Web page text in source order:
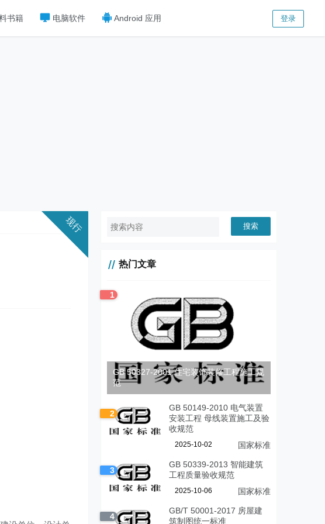
书籍 电脑软件 Android 应用 登录
搜索
热门文章
1
GB 50327-2001 住宅装饰装修工程施工规
范
2
GB 50149-2010 电气装置
安装工程 母线装置施工及验
收规范
2025-10-02 国家标准
3
GB 50339-2013 智能建筑
工程质量验收规范
2025-10-06 国家标准
4
GB/T 50001-2017 房屋建
筑制图统一标准